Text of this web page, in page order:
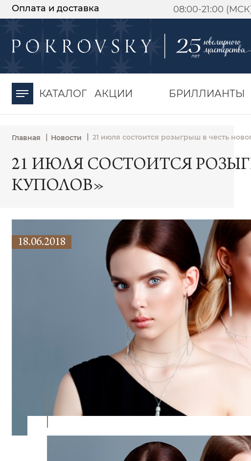
Оплата и доставка 08:00-21:00
КАТАЛОГ АКЦИИ БРИЛЛИАНТЫ
Главная | Новости 21 июля состоится розыгрыш в честь
21 ИЮЛЯ СОСТОИТСЯ
КУПОЛОВ»
18.06.2018
-30%
момента оплаты